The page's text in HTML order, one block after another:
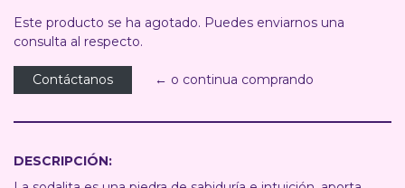
Este producto se ha agotado. Puedes enviarnos una
consulta al respecto.
Contáctanos ← o continua comprando
DESCRIPCIÓN: